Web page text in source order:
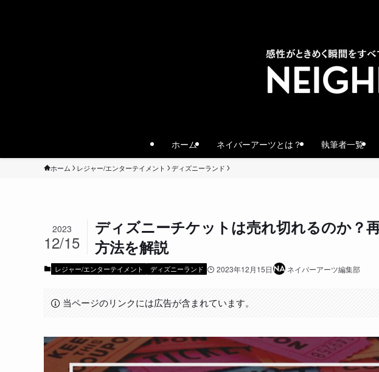
ホーム ネイバーアーツとは？ 執筆者一覧
ホーム レジャー/エンターテイメント ディズニーランド
ディズニーチケットは売れ切れるのか？
方法を解説
2023
12/15
レジャー/エンターテイメント ディズニーランド 2023年12月15日 ネイバーアーツ編集部
当ページのリンクには広告が含まれています。